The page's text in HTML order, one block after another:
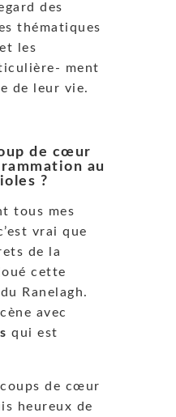
des
thématiques
les
ment
de leur vie.
de cœur
au
?
tous mes
vrai que
de la
cette
Ranelagh.
avec
qui est
coups de cœur
heureux de